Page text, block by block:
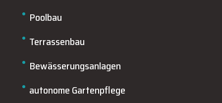
Poolbau
Terrassenbau
Bewässerungsanlagen
autonome Gartenpflege